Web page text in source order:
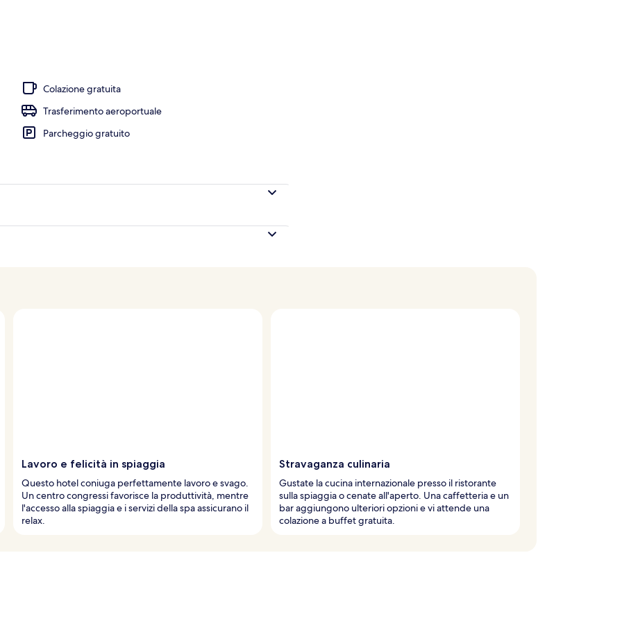
Colazione gratuita
Trasferimento aeroportuale
Parcheggio gratuito
Lavoro e felicità in spiaggia
Questo hotel coniuga perfettamente lavoro e svago.
Un centro congressi favorisce la produttività, mentre
l'accesso alla spiaggia e i servizi della spa assicurano il
relax.
Stravaganza culinaria
Gustate la cucina internazionale presso il ristorante
sulla spiaggia o cenate all'aperto. Una caffetteria e un
bar aggiungono ulteriori opzioni e vi attende una
colazione a buffet gratuita.